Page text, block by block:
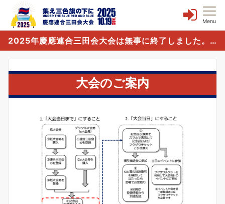
Menu
2025年慶應連合三田会大会は無事に終了しました。誠にありがとうございました。
大会のご案内